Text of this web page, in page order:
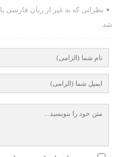
نظراتی که به غیر از زبان فارسی
شد.